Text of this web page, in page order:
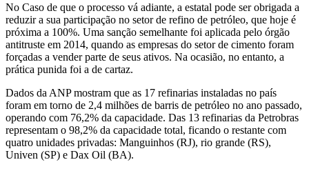
No Caso de que o processo vá adiante, a estatal pode ser obrigada a
reduzir a sua participação no setor de refino de petróleo, que hoje é
próxima a 100%. Uma sanção semelhante foi aplicada pelo órgão
antitruste em 2014, quando as empresas do setor de cimento foram
forçadas a vender parte de seus ativos. Na ocasião, no entanto, a
prática punida foi a de cartaz.
Dados da ANP mostram que as 17 refinarias instaladas no país
foram em torno de 2,4 milhões de barris de petróleo no ano passado,
operando com 76,2% da capacidade. Das 13 refinarias da Petrobras
representam o 98,2% da capacidade total, ficando o restante com
quatro unidades privadas: Manguinhos (RJ), rio grande (RS),
Univen (SP) e Dax Oil (BA).